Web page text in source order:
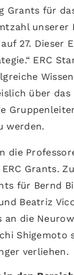
Grants für
unserer
27. Dieser
ERC
über das
werden.
die
Grants.
für Bernd
Beatriz
an die
Shigemoto
verliehen.